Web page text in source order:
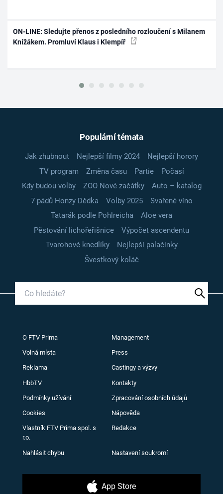
ON-LINE: Sledujte přenos z posledního rozloučení s Milanem
Knížákem. Promluví Klaus i Klempíř
Populární témata
Jak zhubnout Nejlepší filmy 2024
Nejlepší horory
TV program
Změna času Partie
Počasí
Kdy budou volby
ZOO Nové začátky
Auto – katalog
7 pádů Honzy Dědka
Volby 2025
Svařené víno
Tatarák podle Pohlreicha
Aloe vera
Pěstování lichořeřišnice
Výpočet ascendentu
Tvarohové knedlíky
Nejlepší palačinky
Švestkový koláč
O FTV Prima Management
Volná místa Press
Reklama Castingy a výzvy
HbbTV Kontakty
Podmínky užívání Zpracování osobních údajů
Cookies Nápověda
Vlastník FTV Prima spol. s
r.o.
Redakce
Nahlásit chybu Nastavení soukromí
App Store